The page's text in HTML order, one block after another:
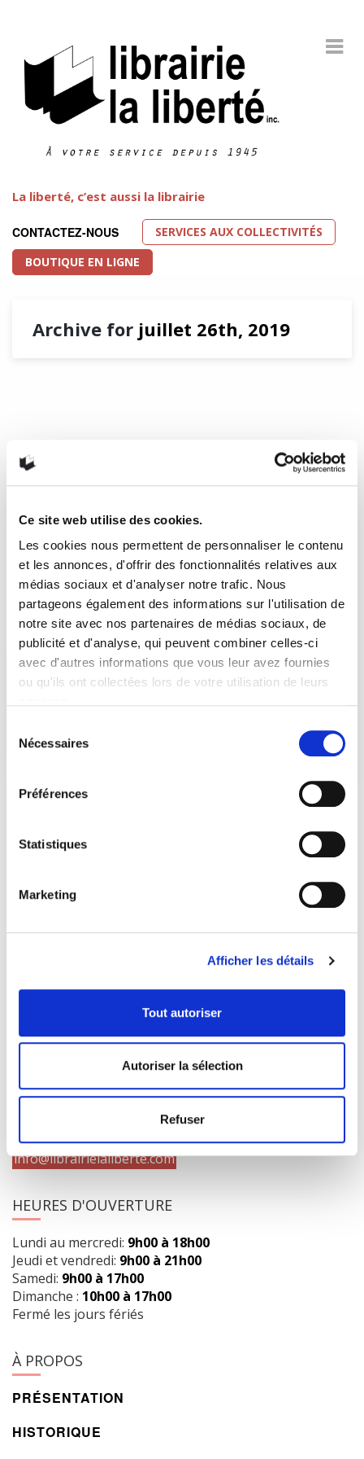
Ce site web utilise des cookies.
Les cookies nous permettent de personnaliser le contenu
et les annonces, d'offrir des fonctionnalités relatives aux
médias sociaux et d'analyser notre trafic. Nous
partageons également des informations sur l'utilisation de
notre site avec nos partenaires de médias sociaux, de
publicité et d'analyse, qui peuvent combiner celles-ci
avec d'autres informations que vous leur avez fournies
ou qu'ils ont collectées lors de votre utilisation de leurs
Nécessaires
Préférences
Statistiques
Marketing
Afficher les détails
Tout autoriser
Autoriser la sélection
Refuser
La liberté, c’est aussi la librairie
CONTACTEZ-NOUS
SERVICES AUX COLLECTIVITÉS
BOUTIQUE EN LIGNE
Archive for juillet 26th, 2019
L’autrice manipule l’univers de la mémoire et fait en sorte
que le lecteur s’identifie aux interrogations de Gombri en
l’amenant à se questionner sur ses propres relations avec
puissamment en relation avec et les différents
26 juillet 2019 0 4
COORDONNÉES
1073 route de l'Église, Québec, QC G1V 3W2
info@librairielaliberte.com
HEURES D'OUVERTURE
Lundi au mercredi: 9h00 à 18h00
Jeudi et vendredi: 9h00 à 21h00
Samedi: 9h00 à 17h00
Dimanche : 10h00 à 17h00
Fermé les jours fériés
À PROPOS
PRÉSENTATION
HISTORIQUE